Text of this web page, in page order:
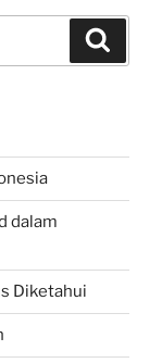
dalam
Diketahui